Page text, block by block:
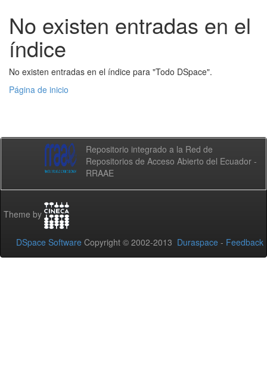
No existen entradas en el
índice
No existen entradas en el índice para "Todo DSpace".
Página de inicio
Repositorio integrado a la Red de
Repositorios de Acceso Abierto del Ecuador -
RRAAE
Theme by
DSpace Software Copyright © 2002-2013 Duraspace - Feedback